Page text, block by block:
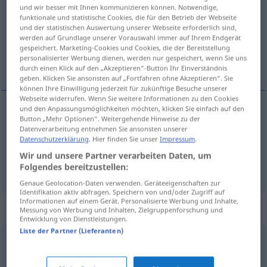
Übersicht aller Übersetzungen
(Für mehr Details die Übersetzung anklicken/antippen)
etwas abhandeln...
Beispiele
disserter sur, deqc
etwas abhandeln, (ausführlich)behandeln
Synonyme für "disserter"
und wir besser mit Ihnen kommunizieren können. Notwendige,
funktionale und statistische Cookies, die für den Betrieb der Webseite
und der statistischen Auswertung unserer Webseite erforderlich sind,
werden auf Grundlage unserer Vorauswahl immer auf Ihrem Endgerät
gespeichert. Marketing-Cookies und Cookies, die der Bereitstellung
personalisierter Werbung dienen, werden nur gespeichert, wenn Sie uns
durch einen Klick auf den „Akzeptieren“-Button Ihr Einverständnis
geben. Klicken Sie ansonsten auf „Fortfahren ohne Akzeptieren“. Sie
können Ihre Einwilligung jederzeit für zukünftige Besuche unserer
Webseite widerrufen. Wenn Sie weitere Informationen zu den Cookies
und den Anpassungsmöglichkeiten möchten, klicken Sie einfach auf den
Button „Mehr Optionen“. Weitergehende Hinweise zu der
Datenverarbeitung entnehmen Sie ansonsten unserer
Datenschutzerklärung. Hier finden Sie unserImpressum.
Wir und unsere Partner verarbeiten Daten, um
Folgendes bereitzustellen:
Genaue Geolocation-Daten verwenden. Geräteeigenschaften zur
Identifikation aktiv abfragen. Speichern von und/oder Zugriff auf
Informationen auf einem Gerät. Personalisierte Werbung und Inhalte,
Messung von Werbung und Inhalten, Zielgruppenforschung und
Entwicklung von Dienstleistungen.
Liste der Partner (Lieferanten)